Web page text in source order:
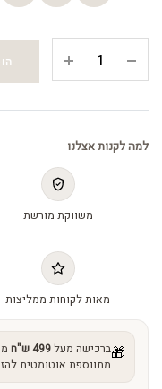
and
mineral
spf50
quantity
למה לקנות אצלנו
משווקת מורשת
מאות לקוחות ממליצות
🎁ברכישה מעל499 ש"ח
מתווספת אוטומטית